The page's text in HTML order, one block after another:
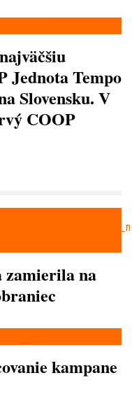
Jednota Tempo
Slovensku. V
COOP
zamierila na
kampane